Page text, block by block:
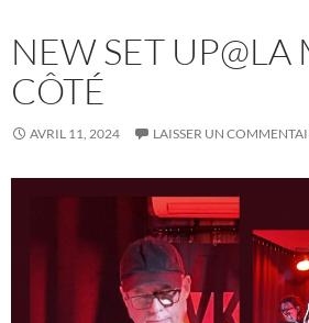
NEW SET UP@LA
CÔTÉ
AVRIL 11, 2024 LAISSER UN